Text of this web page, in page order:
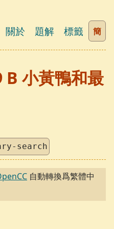
關於 題解 標籤 簡
B 小黃鴨和最
search
自動轉換爲繁體中